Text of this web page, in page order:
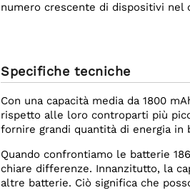
numero crescente di dispositivi nel
Specifiche tecniche
Con una capacità media da 1800
rispetto alle loro controparti più
fornire grandi quantità di energia in
Quando confrontiamo le batterie
chiare differenze. Innanzitutto, la
altre batterie. Ciò significa che